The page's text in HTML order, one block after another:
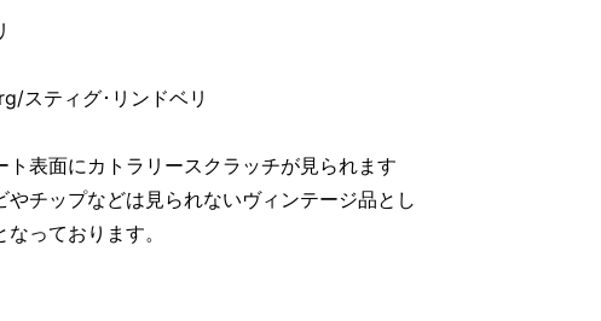
スティグ･リンドベリ
面にカトラリースクラッチが見られます
チップなどは見られないヴィンテージ品とし
っております。